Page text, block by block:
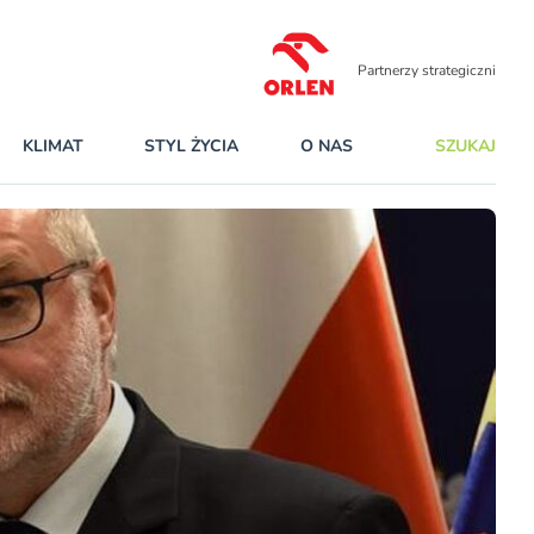
Partnerzy strategiczni
KLIMAT STYL ŻYCIA O NAS SZUKAJ